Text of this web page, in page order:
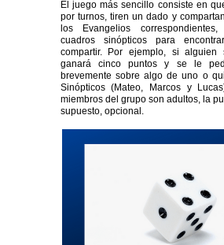
El juego más sencillo consiste en
por turnos, tiren un dado y
los Evangelios
cuadros sinópticos para
compartir. Por ejemplo, si alguien
ganará cinco puntos y se le
brevemente sobre algo de uno o
Sinópticos (Mateo, Marcos y
miembros del grupo son adultos, la
supuesto, opcional.